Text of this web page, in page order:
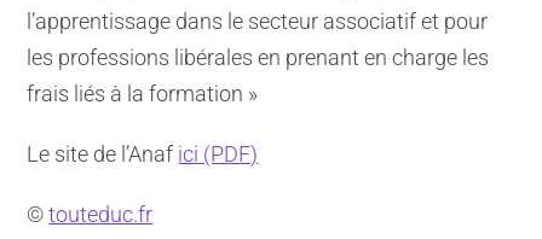
l’apprentissage dans le secteur associatif et pour
les professions libérales en prenant en charge les
frais liés à la formation »
Le site de l’Anaf ici (PDF)
©touteduc.fr